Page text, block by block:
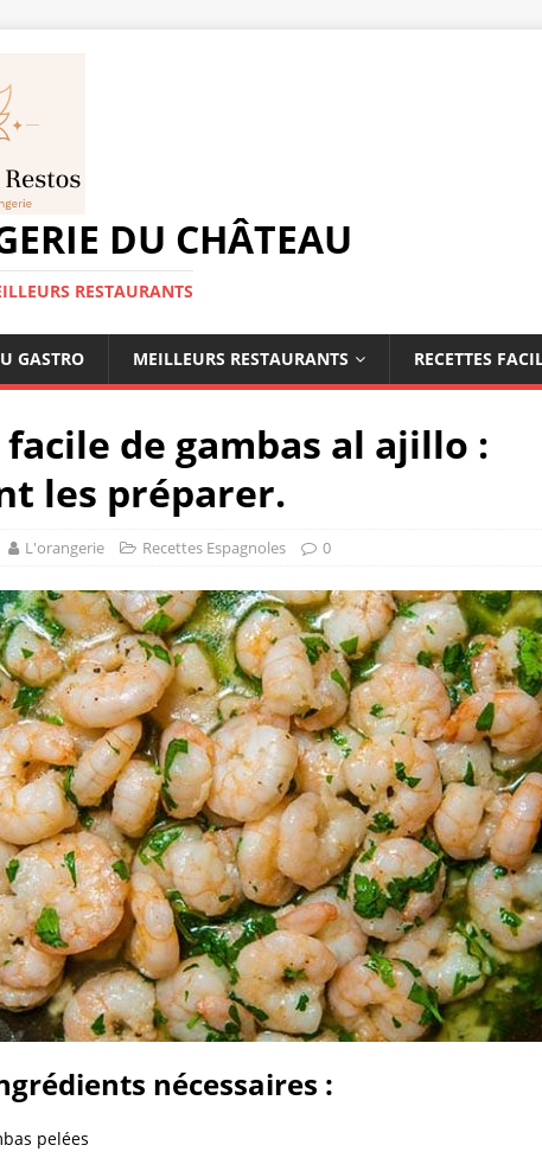
DU CHÂTEAU
RESTAURANTS
GASTRO MEILLEURS RESTAURANTS RECETTES
de gambas al ajillo :
les préparer.
L'orangerie Recettes Espagnoles 0
nécessaires :
pelées